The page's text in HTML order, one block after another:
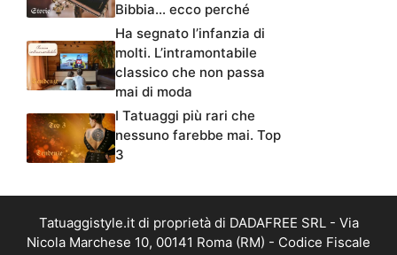
Bibbia… ecco perché
Ha segnato l’infanzia di
molti. L’intramontabile
classico che non passa
mai di moda
I Tatuaggi più rari che
nessuno farebbe mai. Top
3
Tatuaggistyle.it di proprietà di DADAFREE SRL - Via
Nicola Marchese 10, 00141 Roma (RM) - Codice Fiscale